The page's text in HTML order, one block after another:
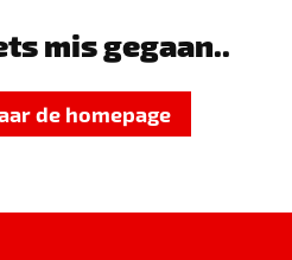
mis gegaan..
de homepage